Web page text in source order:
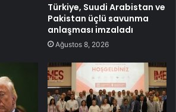
Türkiye, Suudi Arabistan ve
Pakistan üçlü savunma
anlaşması imzaladı
Ağustos 8, 2026